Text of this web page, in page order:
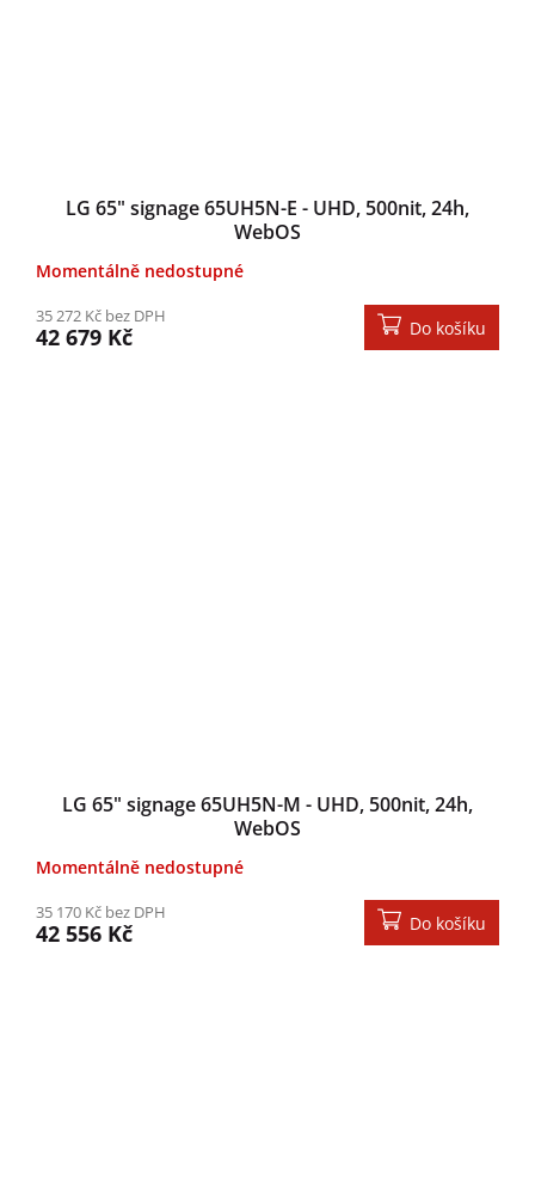
LG 65" signage 65UH5N-E - UHD, 500nit, 24h,
WebOS
Momentálně nedostupné
35 272 Kč bez DPH
42 679 Kč Do košíku
LG 65" signage 65UH5N-M - UHD, 500nit, 24h,
WebOS
Momentálně nedostupné
35 170 Kč bez DPH
42 556 Kč Do košíku